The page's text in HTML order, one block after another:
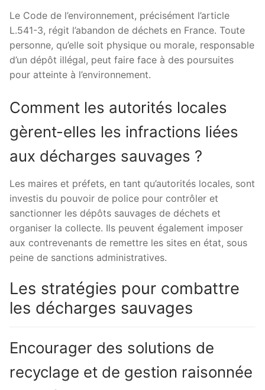
Le Code de l’environnement, précisément l’article
L.541-3, régit l’abandon de déchets en France. Toute
personne, qu’elle soit physique ou morale, responsable
d’un dépôt illégal, peut faire face à des poursuites
pour atteinte à l’environnement.
Comment les autorités locales
gèrent-elles les infractions liées
aux décharges sauvages ?
Les maires et préfets, en tant qu’autorités locales, sont
investis du pouvoir de police pour contrôler et
sanctionner les dépôts sauvages de déchets et
organiser la collecte. Ils peuvent également imposer
aux contrevenants de remettre les sites en état, sous
peine de sanctions administratives.
Les stratégies pour combattre
les décharges sauvages
Encourager des solutions de
recyclage et de gestion raisonnée